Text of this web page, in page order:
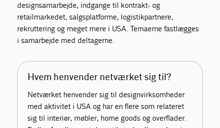
designsamarbejde, indgange til kontrakt- og
retailmarkedet, salgsplatforme, logistikpartnere,
rekruttering og meget mere i USA. Temaerne fastlægges
i samarbejde med deltagerne.
Hvem henvender netværket sig til?
Netværket henvender sig til designvirksomheder
med aktivitet i USA og har en flere som relateret
sig til interiør, møbler, home goods og overflader.